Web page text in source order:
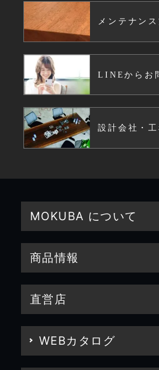
メンテナン
LINEからお
設計会社・
MOKUBA について
商品情報
直営店
WEBカタログ